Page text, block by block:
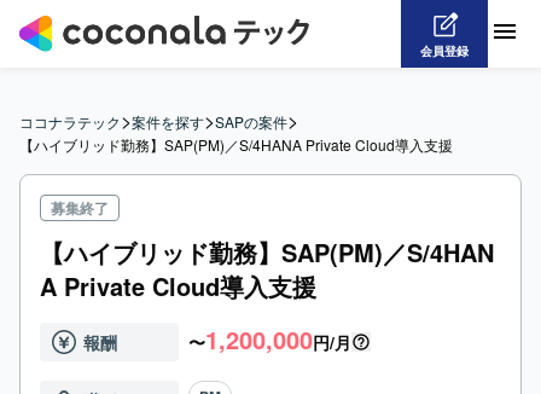
会員登録
ココナラテック>案件を探す>SAPの案件>
【ハイブリッド勤務】SAP(PM)／S/4HANA Private Cloud導入支援
募集終了
【ハイブリッド勤務】SAP(PM)／S/4HAN
A Private Cloud導入支援
報酬 〜1,200,000円/月